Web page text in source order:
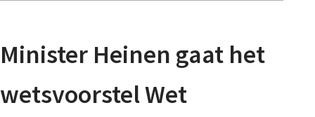
Minister Heinen gaat het
wetsvoorstel Wet
Nieuwsbrief